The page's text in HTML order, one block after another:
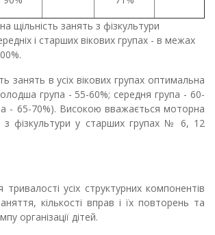
щільність занять з фізкультури
і старших вікових групах - в межах
занять в усіх вікових групах оптимальна
група - 55-60%; середня група - 60-
- 65-70%). Високою вважається моторна
з фізкультури у старших групах № 6, 12
усіх структурних компонентів
кількості вправ і їх повторень та
організації дітей.